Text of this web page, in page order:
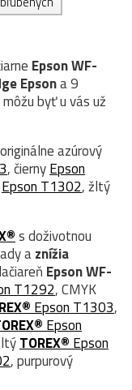
Epson WF-
Epsona 9
byť u vás už
azúrový
, čiernyEpson
Epson T1302, žltý
s doživotnou
aznížia
Epson WF-
T1292, CMYK
Epson T1303,
Epson
TOREX® Epson
, purpurový